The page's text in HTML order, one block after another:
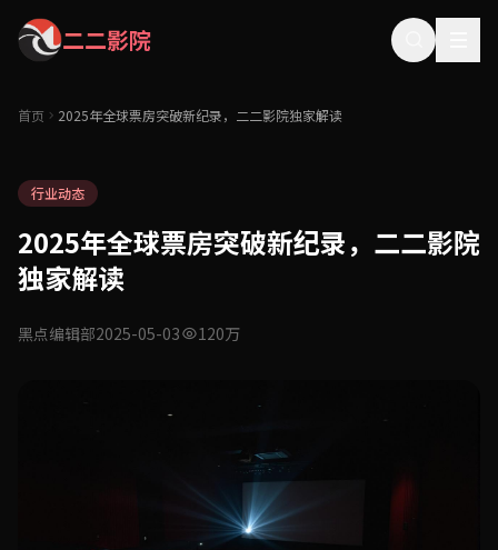
二二影院
首页 2025年全球票房突破新纪录，二二影院独家解读
行业动态
2025年全球票房突破新纪录，二二影院
独家解读
黑点编辑部2025-05-03 120万